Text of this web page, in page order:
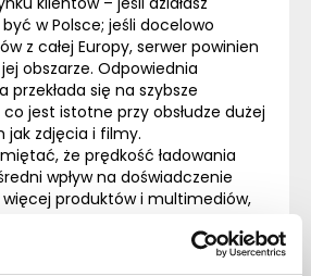
w Polsce; jeśli docelowo
z całej Europy, serwer powinien
obszarze. Odpowiednia
przekłada się na szybsze
co jest istotne przy obsłudze dużej
jak zdjęcia i filmy.
że prędkość ładowania
wpływ na doświadczenie
produktów i multimediów,
Klienci oczekują, że zakupy online
i bez zakłóceń. Problemy